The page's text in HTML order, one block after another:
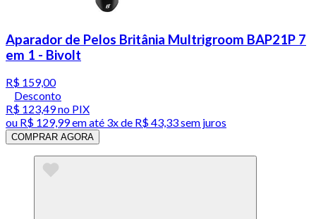
Aparador de Pelos Britânia Multrigroom BAP21P 7
em 1 - Bivolt
R$ 159,00
Desconto
R$ 123,49no PIX
ou R$ 129,99em até 3x de R$ 43,33 sem juros
COMPRAR AGORA